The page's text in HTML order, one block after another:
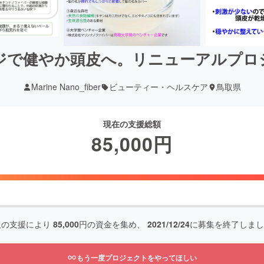
健やか頭皮へ。リニューアルプ
Marine Nano_fiber ビューティー・ヘルスケア 鳥取県
現在の支援総額
85,000円
支援により 85,000円の資金を集め、 2021/12/24に募集を終了しま
もう一度プロジェクトをやってほしい